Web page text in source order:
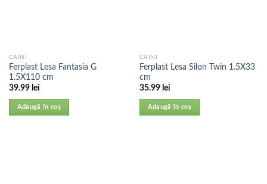
CAINI
Ferplast Lesa Fantasia G
1.5X110 cm
39.99 lei
Adaugă în coș
CAINI
Ferplast Lesa Silon Twin 1.5X33
cm
35.99 lei
Adaugă în coș